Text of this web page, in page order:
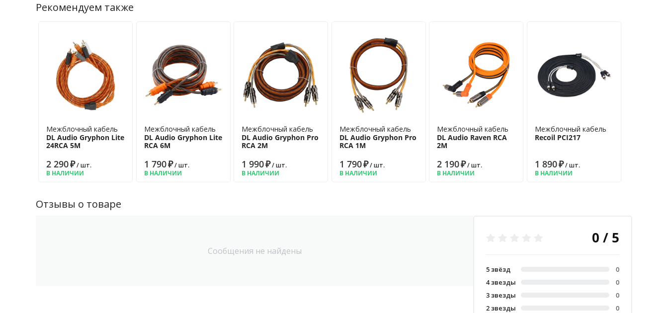
Рекомендуем также
Межблочный кабель
DL Audio Gryphon Lite
24RCA 5M
2 290₽/ шт.
В НАЛИЧИИ
Межблочный кабель
DL Audio Gryphon Lite
RCA 6M
1 790₽/ шт.
В НАЛИЧИИ
Межблочный кабель
DL Audio Gryphon Pro
RCA 2M
1 990₽/ шт.
В НАЛИЧИИ
Межблочный кабель
DL Audio Gryphon Pro
RCA 1M
1 790₽/ шт.
В НАЛИЧИИ
Межблочный кабель
DL Audio Raven RCA
2M
2 190₽/ шт.
В НАЛИЧИИ
Межблочный кабель
Recoil PCI217
1 890₽/ шт.
В НАЛИЧИИ
Отзывы о товаре
Сообщения не найдены
0 / 5
5 звёзд
0
4 звезды
0
3 звезды
0
2 звезды
0